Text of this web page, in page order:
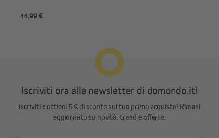
44,99 €
Iscriviti ora alla newsletter di domondo.it!
Iscriviti e ottieni 5 € di sconto sul tuo primo acquisto! Rimani
aggiornato su novità, trend e offerte.